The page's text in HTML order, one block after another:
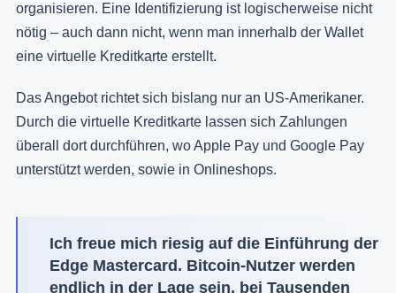
organisieren. Eine Identifizierung ist logischerweise nicht
nötig – auch dann nicht, wenn man innerhalb der Wallet
eine virtuelle Kreditkarte erstellt.
Das Angebot richtet sich bislang nur an US-Amerikaner.
Durch die virtuelle Kreditkarte lassen sich Zahlungen
überall dort durchführen, wo Apple Pay und Google Pay
unterstützt werden, sowie in Onlineshops.
Ich freue mich riesig auf die Einführung der
Edge Mastercard. Bitcoin-Nutzer werden
endlich in der Lage sein, bei Tausenden